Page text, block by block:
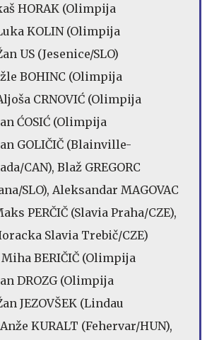
HORAK (Olimpija
KOLIN (Olimpija
US (Jesenice/SLO)
BOHINC (Olimpija
CRNOVIĆ (Olimpija
ĆOSIĆ (Olimpija
GOLIČIČ (Blainville-
CAN), Blaž GREGORC
SLO), Aleksandar MAGOVAC
PERČIČ (Slavia Praha/CZE),
Slavia Trebič/CZE)
Miha BERIČIČ (Olimpija
DROZG (Olimpija
JEZOVŠEK (Lindau
KURALT (Fehervar/HUN),